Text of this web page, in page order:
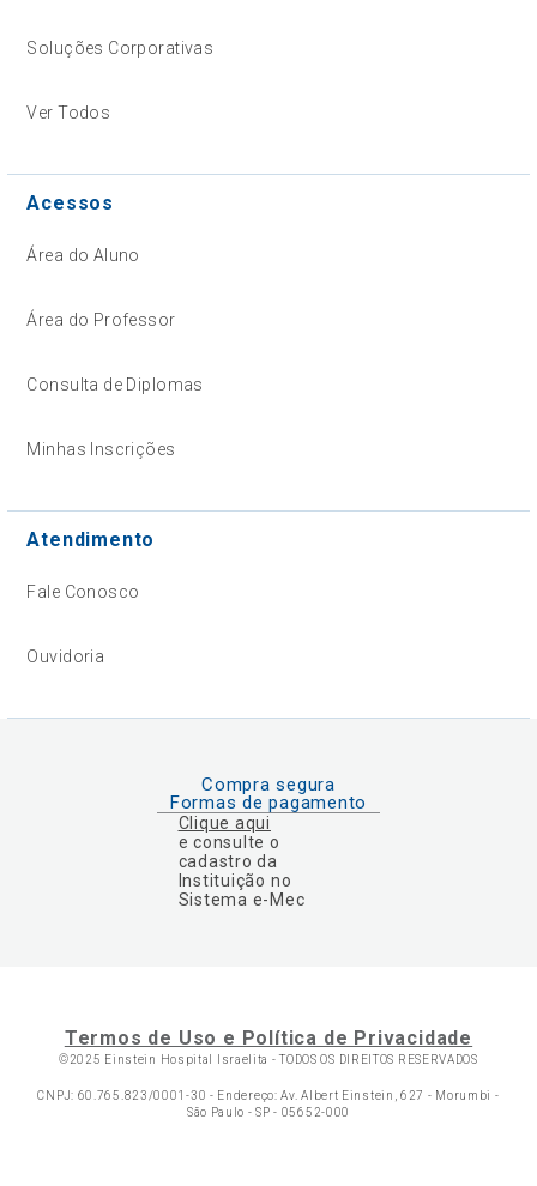
Soluções Corporativas
Ver Todos
Acessos
Área do Aluno
Área do Professor
Consulta de Diplomas
Minhas Inscrições
Atendimento
Fale Conosco
Ouvidoria
Compra segura
Formas de pagamento
Clique aqui
e consulte o
cadastro da
Instituição no
Sistema e-Mec
Termos de Uso e Política de Privacidade
©2025 Einstein Hospital Israelita -TODOS OS DIREITOS RESERVADOS
CNPJ: 60.765.823/0001-30 - Endereço: Av. Albert Einstein, 627 - Morumbi -
São Paulo - SP - 05652-000